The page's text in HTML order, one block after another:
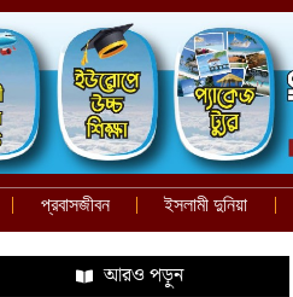
প্রবাসজীবন ইসলামী দুনিয়া
আরও পড়ুন